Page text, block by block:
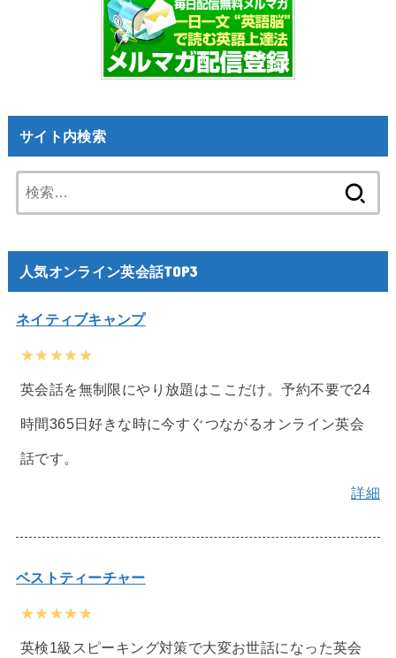
サイト内検索
索:
人気オンライン英会話TOP3
ネイティブキャンプ
★★★★★
英会話を無制限にやり放題はここだけ。予約不要で24
時間365日好きな時に今すぐつながるオンライン英会
話です。
詳細
ベストティーチャー
★★★★★
英検1級スピーキング対策で大変お世話になった英会